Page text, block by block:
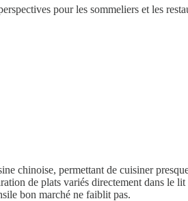
pour les sommeliers et les
chinoise, permettant de cuisiner
de plats variés directement dans le
bon marché ne faiblit pas.